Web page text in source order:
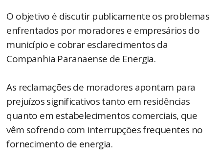
O objetivo é discutir publicamente os problemas
enfrentados por moradores e empresários do
município e cobrar esclarecimentos da
Companhia Paranaense de Energia.
As reclamações de moradores apontam para
prejuízos significativos tanto em residências
quanto em estabelecimentos comerciais, que
vêm sofrendo com interrupções frequentes no
fornecimento de energia.